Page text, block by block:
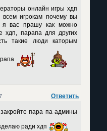
онлайн игры хдп
игрокам почему вы
я вас прашу как можно
хдп, парапа для других
такие люди каторым
Ответить
пара па админы
ради хдп